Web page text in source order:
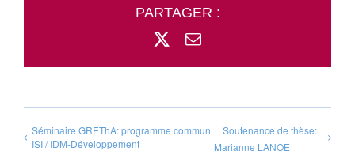
PARTAGER :
Email
Séminaire GREThA: programme commun
ISI / IDM-Développement
Soutenance de thèse:
Marianne LANOE